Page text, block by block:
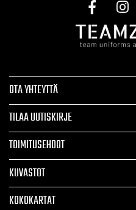
OTA YHTEYTTÄ
TILAA UUTISKIRJE
TOIMITUSEHDOT
KUVASTOT
KOKOKARTAT